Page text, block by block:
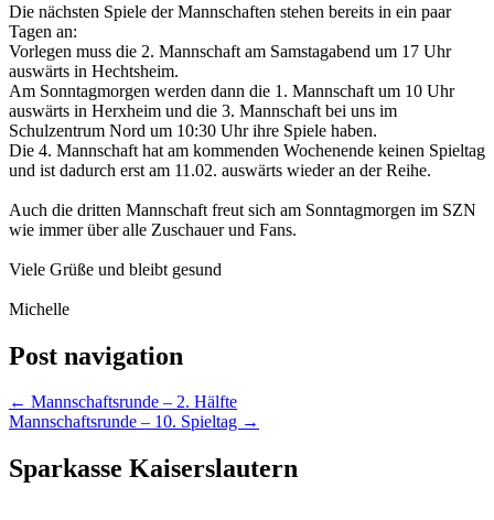
Die nächsten Spiele der Mannschaften stehen bereits in ein paar
Tagen an:
Vorlegen muss die 2. Mannschaft am Samstagabend um 17 Uhr
auswärts in Hechtsheim.
Am Sonntagmorgen werden dann die 1. Mannschaft um 10 Uhr
auswärts in Herxheim und die 3. Mannschaft bei uns im
Schulzentrum Nord um 10:30 Uhr ihre Spiele haben.
Die 4. Mannschaft hat am kommenden Wochenende keinen Spieltag
und ist dadurch erst am 11.02. auswärts wieder an der Reihe.
Auch die dritten Mannschaft freut sich am Sonntagmorgen im SZN
wie immer über alle Zuschauer und Fans.
Viele Grüße und bleibt gesund
Michelle
Post navigation
← Mannschaftsrunde – 2. Hälfte
Mannschaftsrunde – 10. Spieltag →
Sparkasse Kaiserslautern